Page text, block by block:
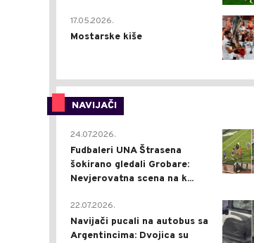
17.05.2026.
Mostarske kiše
NAVIJAČI
24.07.2026.
Fudbaleri UNA Štrasena
šokirano gledali Grobare:
Nevjerovatna scena na k...
22.07.2026.
Navijači pucali na autobus sa
Argentincima: Dvojica su